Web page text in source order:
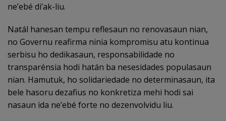
ne’ebé di’ak-liu.
Natál hanesan tempu reflesaun no renovasaun nian,
no Governu reafirma ninia kompromisu atu kontinua
serbisu ho dedikasaun, responsabilidade no
transparénsia hodi hatán ba nesesidades populasaun
nian. Hamutuk, ho solidariedade no determinasaun, ita
bele hasoru dezafius no konkretiza mehi hodi sai
nasaun ida ne’ebé forte no dezenvolvidu liu.